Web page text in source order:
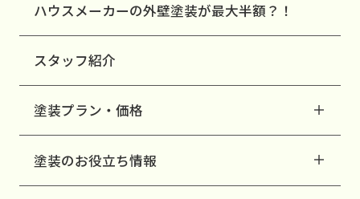
ハウスメーカーの外壁塗装が最大半額？！
スタッフ紹介
塗装プラン・価格
塗装のお役立ち情報